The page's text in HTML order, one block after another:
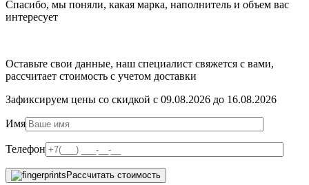
Спасибо, мы поняли, какая марка, наполнитель и объем вас
интересует
Оставьте свои данные, наш специалист свяжется с вами,
рассчитает стоимость с учетом доставки
Зафиксируем цены со скидкой с 09.08.2026 до 16.08.2026
Имя
Телефон
Рассчитать стоимость